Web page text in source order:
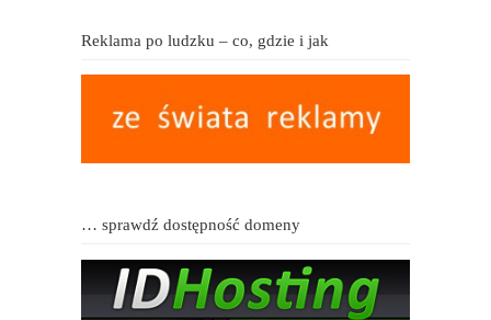
Reklama po ludzku – co, gdzie i jak
… sprawdź dostępność domeny